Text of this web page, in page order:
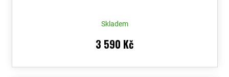
Skladem
3 590 Kč